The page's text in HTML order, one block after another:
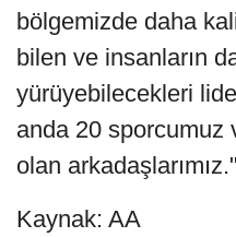
bölgemizde daha
bilen ve insanların
yürüyebilecekleri
anda 20 sporcumuz
olan arkadaşlarımız."
Kaynak: AA